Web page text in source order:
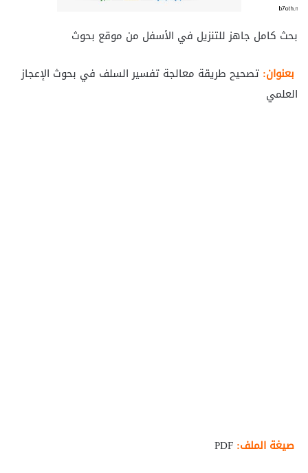
بحث كامل جاهز للتنزيل في الأسفل من موقع بحوث
بعنوان: تصحيح طريقة معالجة تفسير السلف في بحوث الإعجاز
العلمي
صيغة الملف: